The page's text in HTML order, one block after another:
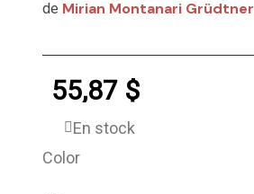
de Mirian Montanari Grüdtner
55,87 $
En stock
Color